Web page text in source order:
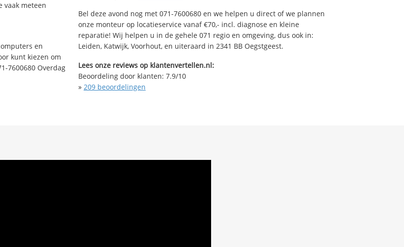
vaak meteen
en
kunt kiezen om
7600680 Overdag
Bel deze avond nog met 071-7600680 en we helpen u direct of we plannen
onze monteur op locatieservice vanaf €70,- incl. diagnose en kleine
reparatie! Wij helpen u in de gehele 071 regio en omgeving, dus ook in:
Leiden, Katwijk, Voorhout, en uiteraard in 2341 BB Oegstgeest.
Lees onze reviews op klantenvertellen.nl:
Beoordeling door klanten: 7.9/10
» 209 beoordelingen